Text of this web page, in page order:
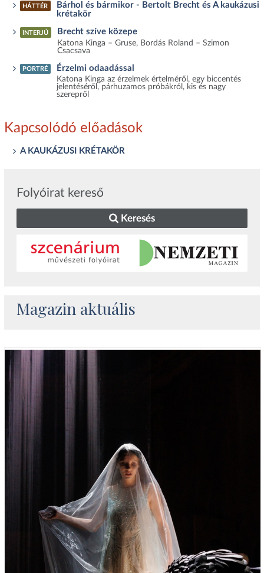
HÁTTÉR
Bárhol és bármikor - Bertolt Brecht és A kaukázusi
krétakör
INTERJÚ Brecht szíve közepe
Katona Kinga – Gruse, Bordás Roland – Szimon
Csacsava
PORTRÉ Érzelmi odaadással
Katona Kinga az érzelmek értelméről, egy biccentés
jelentéséről, párhuzamos próbákról, kis és nagy
szerepről
Kapcsolódó előadások
A KAUKÁZUSI KRÉTAKÖR
Folyóirat kereső
Keresés
Magazin aktuális